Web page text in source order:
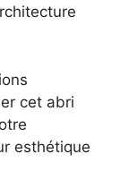
cet abri
esthétique